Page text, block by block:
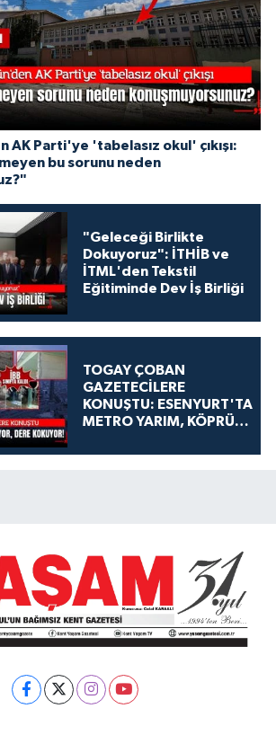
AK Parti'ye 'tabelasız okul' çıkışı:
bu sorunu neden
"Geleceği Birlikte
Dokuyoruz": İTHİB ve
İTML'den Tekstil
Eğitiminde Dev İş Birliği
TOGAY ÇOBAN
GAZETECİLERE
KONUŞTU: ESENYURT'TA
METRO YARIM, KÖPRÜ
KOKUYOR!